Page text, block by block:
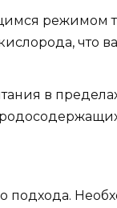
режимом
что
в
подхода.